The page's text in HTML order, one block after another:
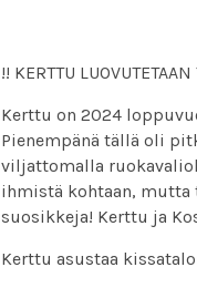
!! KERTTU
Kerttu on 2024
Pienempänä tällä oli
viljattomalla
ihmistä kohtaan,
suosikkeja! Kerttu ja
Kerttu asustaa